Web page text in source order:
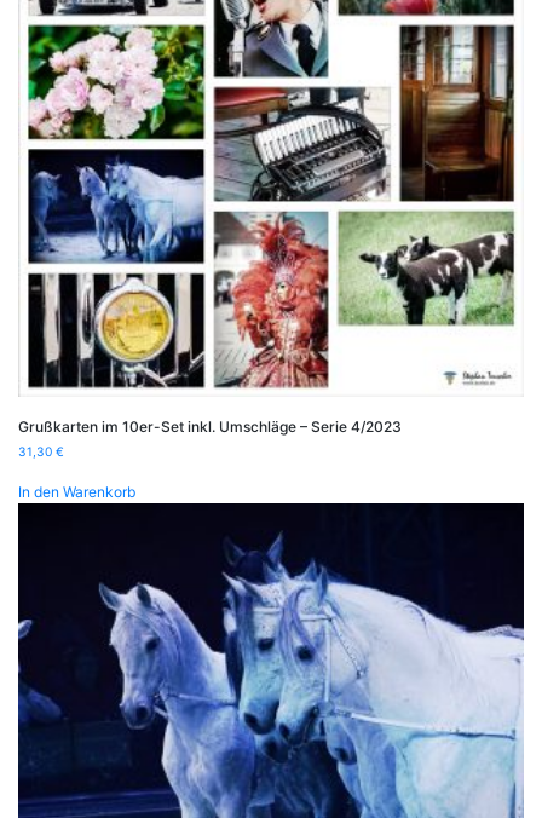
Grußkarten im 10er-Set inkl. Umschläge – Serie 4/2023
31,30 €
In den Warenkorb